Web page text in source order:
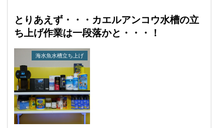
とりあえず・・・カエルアンコウ水槽の立
ち上げ作業は一段落かと・・・！
海水魚水槽立ち上げ